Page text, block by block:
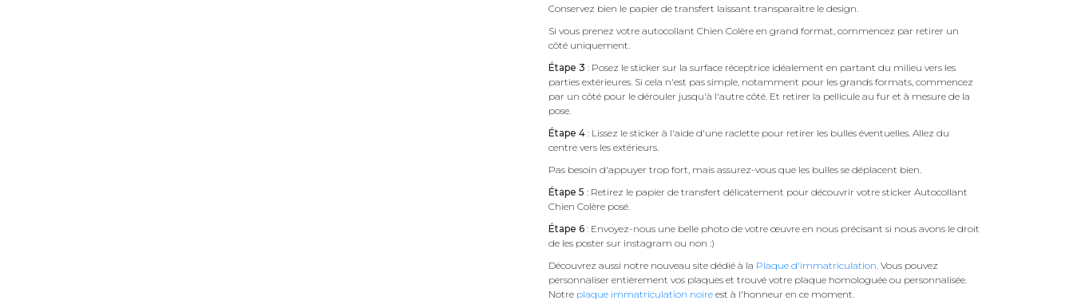
Conservez bien le papier de transfert laissant transparaître le design.
Si vous prenez votre autocollant Chien Colère en grand format, commencez par retirer un
côté uniquement.
Étape 3 : Posez le sticker sur la surface réceptrice idéalement en partant du milieu vers les
parties extérieures. Si cela n'est pas simple, notamment pour les grands formats, commencez
par un côté pour le dérouler jusqu'à l'autre côté. Et retirer la pellicule au fur et à mesure de la
pose.
Étape 4 : Lissez le sticker à l'aide d'une raclette pour retirer les bulles éventuelles. Allez du
centre vers les extérieurs.
Pas besoin d'appuyer trop fort, mais assurez-vous que les bulles se déplacent bien.
Étape 5 : Retirez le papier de transfert délicatement pour découvrir votre sticker Autocollant
Chien Colère posé.
Étape 6 : Envoyez-nous une belle photo de votre œuvre en nous précisant si nous avons le droit
de les poster sur instagram ou non :)
Découvrez aussi notre nouveau site dédié à la Plaque d'immatriculation . Vous pouvez
personnaliser entièrement vos plaques et trouvé votre plaque homologuée ou personnalisée.
Notre plaque immatriculation noire est à l'honneur en ce moment.